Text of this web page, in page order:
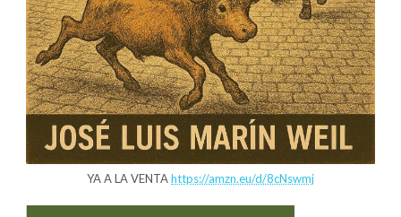
YA A LA VENTAhttps://amzn.eu/d/8cNswmj